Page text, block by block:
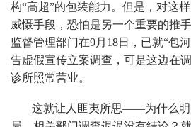
构“高超”的包装能力。但是，对这
威慑手段，恐怕是另一个重要的推
监督管理部门在9月18日，已就“包
告虚假宣传立案调查，可是这边在
诊所照常营业。
这就让人匪夷所思——为什么明